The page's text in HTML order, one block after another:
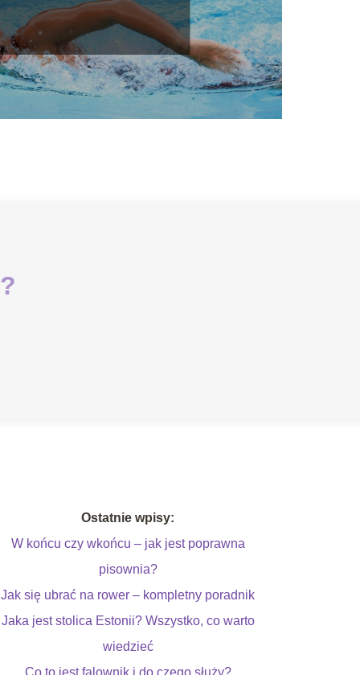
Ostatnie wpisy:
W końcu czy wkońcu – jak jest poprawna
pisownia?
Jak się ubrać na rower – kompletny poradnik
Jaka jest stolica Estonii? Wszystko, co warto
wiedzieć
Co to jest falownik i do czego służy?